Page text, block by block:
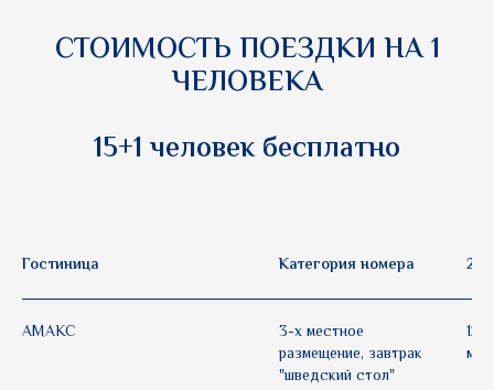
СТОИМОСТЬ ПОЕЗДКИ НА 1
ЧЕЛОВЕКА
15+1 человек бесплатно
Гостиница Категория номера 2
АМАКС
3-х местное
размещение, завтрак
"шведский стол"
12